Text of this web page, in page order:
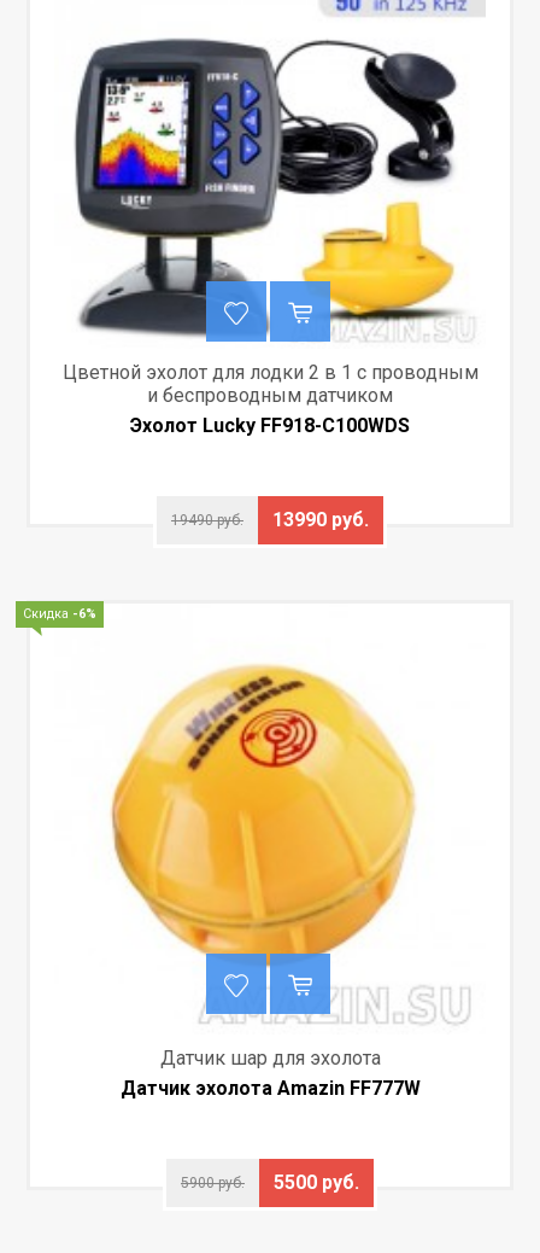
Цветной эхолот для лодки 2 в 1 с проводным
и беспроводным датчиком
Эхолот Lucky FF918-C100WDS
19490 руб. 13990 руб.
Скидка -6%
Датчик шар для эхолота
Датчик эхолота Amazin FF777W
5900 руб. 5500 руб.